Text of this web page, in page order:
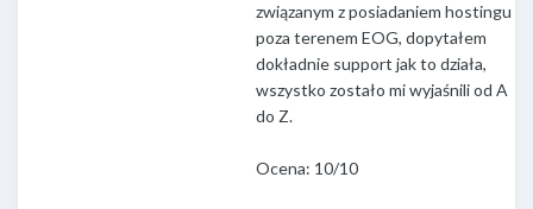
związanym z posiadaniem hostingu
poza terenem EOG, dopytałem
dokładnie support jak to działa,
wszystko zostało mi wyjaśnili od A
do Z.
Ocena: 10/10